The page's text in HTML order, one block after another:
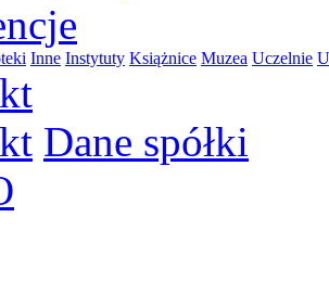
Inne Instytuty Książnice Muzea Uczelnie
Dane spółki